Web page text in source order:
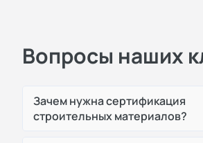
Вопросы наших
Зачем нужна сертификация
строительных материалов?